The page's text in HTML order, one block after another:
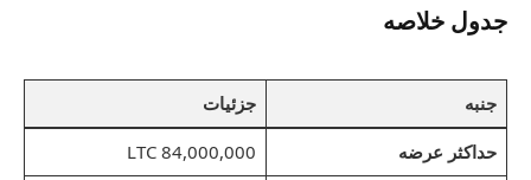
جدول خلاصه
جنبه جزئیات
حداکثر عرضه
84,000,000 LTC